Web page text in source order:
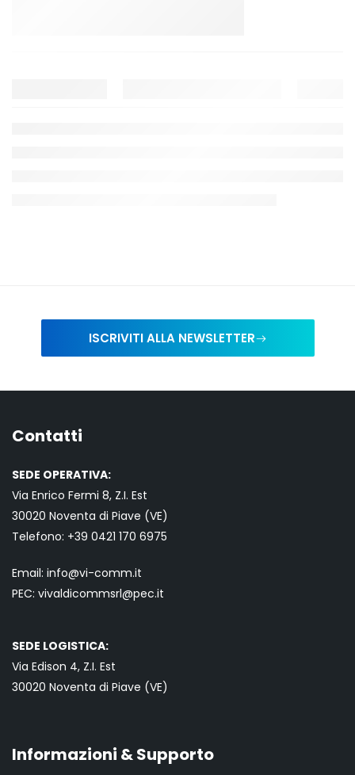
ISCRIVITI ALLA NEWSLETTER
Contatti
SEDE OPERATIVA:
Via Enrico Fermi 8, Z.I. Est
30020 Noventa di Piave (VE)
Telefono: +39 0421 170 6975
Email: info@vi-comm.it
PEC: vivaldicommsrl@pec.it
SEDE LOGISTICA:
Via Edison 4, Z.I. Est
30020 Noventa di Piave (VE)
Informazioni & Supporto